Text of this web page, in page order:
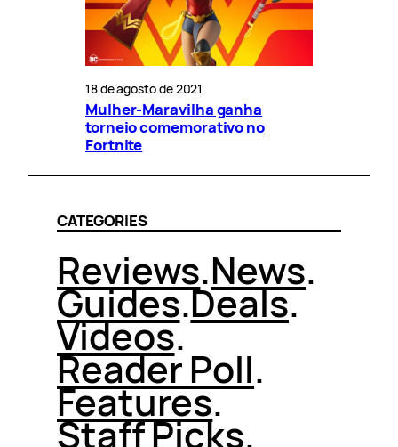
18 de agosto de 2021
Mulher-Maravilha ganha
torneio comemorativo no
Fortnite
CATEGORIES
Reviews.News.
Guides.Deals.
Videos.
Reader Poll.
Features.
Staff Picks.